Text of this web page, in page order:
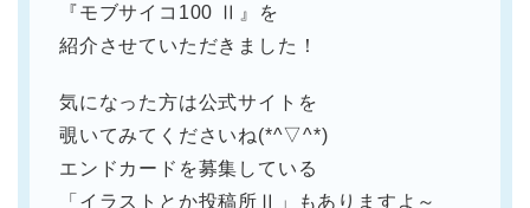
『モブサイコ100 Ⅱ』を
紹介させていただきました！
気になった方は公式サイトを
覗いてみてくださいね(*^▽^*)
エンドカードを募集している
「イラストとか投稿所Ⅱ」もありますよ～